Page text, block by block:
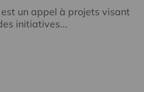
un appel à projets visant
initiatives...